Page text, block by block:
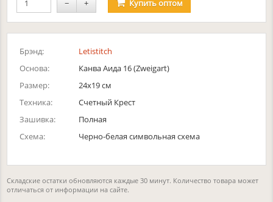
− + Купитьоптом
Брэнд:
Letistitch
Основа:
Канва Аида 16 (Zweigart)
Размер:
24x19 см
Техника:
Счетный Крест
Зашивка:
Полная
Схема:
Черно-белая символьная схема
Складские остатки обновляются каждые 30 минут. Количество товара может
отличаться от информации на сайте.